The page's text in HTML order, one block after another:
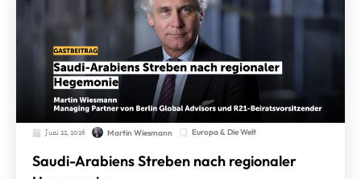
Juni 22, 2026 Martin Wiesmann Europa & Die Welt
Saudi-Arabiens Streben nach regionaler